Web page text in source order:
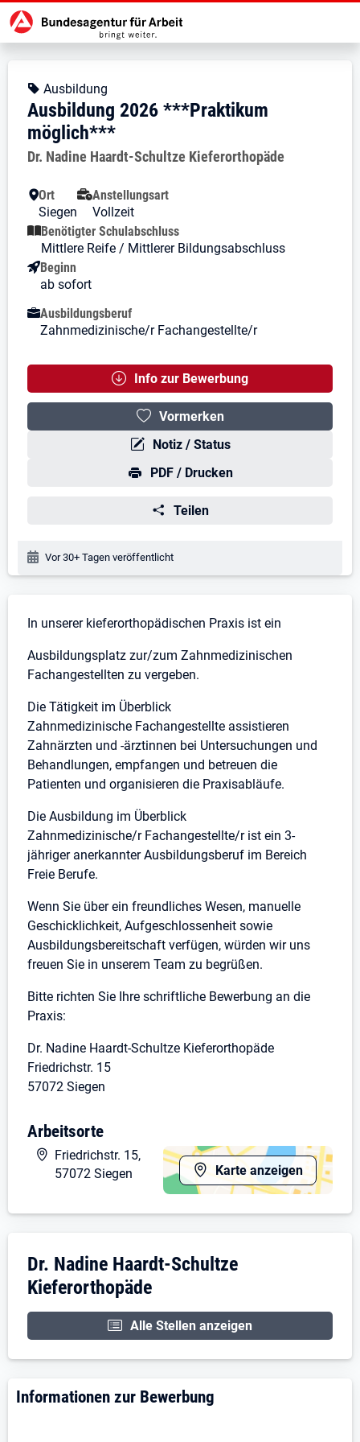
Zur Jobsuche Startseite
Stellendetails zu: Ausbildung
Ausbildung 2026
Ausbildung 2026 ***Praktikum
Kopfbereich
Angebotsart:
Ausbildung
Ausbildung 2026 ***Praktikum
möglich***
Arbeitgeber:
Dr. Nadine Haardt-Schultze Kieferorthopäde
Besondere Merkmale
Ort
Siegen
Anstellungsart
Vollzeit
Benötigter Schulabschluss
Mittlere Reife / Mittlerer Bildungsabschluss
Beginn
ab sofort
Ausbildungsberuf
Zahnmedizinische/r Fachangestellte/r
Info zur Bewerbung
Vormerken
Notiz / Status
PDF / Drucken
Teilen
Veröffentlichungsdatum:
Vor 30+ Tagen veröffentlicht
Stellenbeschreibung
In unserer kieferorthopädischen Praxis ist ein
Ausbildungsplatz zur/zum Zahnmedizinischen
Fachangestellten zu vergeben.
Die Tätigkeit im Überblick
Zahnmedizinische Fachangestellte assistieren
Zahnärzten und -ärztinnen bei Untersuchungen und
Behandlungen, empfangen und betreuen die
Patienten und organisieren die Praxisabläufe.
Die Ausbildung im Überblick
Zahnmedizinische/r Fachangestellte/r ist ein 3-
jähriger anerkannter Ausbildungsberuf im Bereich
Freie Berufe.
Wenn Sie über ein freundliches Wesen, manuelle
Geschicklichkeit, Aufgeschlossenheit sowie
Ausbildungsbereitschaft verfügen, würden wir uns
freuen Sie in unserem Team zu begrüßen.
Bitte richten Sie Ihre schriftliche Bewerbung an die
Praxis:
Dr. Nadine Haardt-Schultze Kieferorthopäde
Friedrichstr. 15
57072 Siegen
Arbeitsorte
Karte anzeigen
Friedrichstr. 15,
57072 Siegen
Unternehmensdarstellung: Dr. Nadine
Dr. Nadine Haardt-Schultze
Kieferorthopäde
Alle Stellen anzeigen
Informationen zur Bewerbung